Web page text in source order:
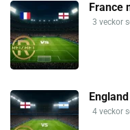
France
3 veckor
4 veckor